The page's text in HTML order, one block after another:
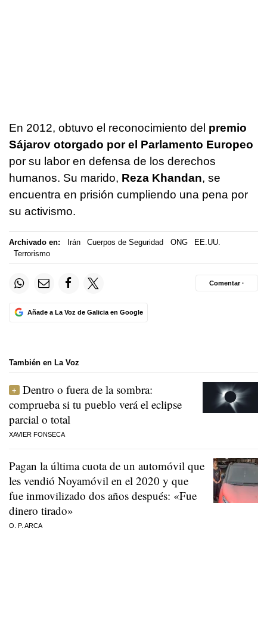
En 2012, obtuvo el reconocimiento del premio
Sájarov otorgado por el Parlamento Europeo
por su labor en defensa de los derechos
humanos. Su marido, Reza Khandan, se
encuentra en prisión cumpliendo una pena por
su activismo.
Archivado en: Irán Cuerpos de Seguridad ONG
EE.UU.
Terrorismo
Añade a La Voz de Galicia en Google
Comentar ·
También en La Voz
Dentro o fuera de la sombra:
comprueba si tu pueblo verá el eclipse
parcial o total
XAVIER FONSECA
Pagan la última cuota de un automóvil que
les vendió Noyamóvil en el 2020 y que
fue inmovilizado dos años después: «Fue
dinero tirado»
O. P. ARCA